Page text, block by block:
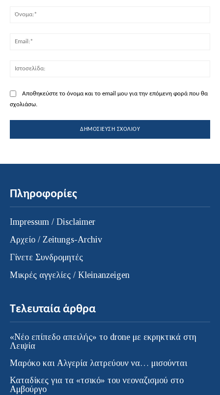
Αποθηκεύστε το όνομα και το email μου για την επόμενη φορά που θα
σχολιάσω.
Πληροφορίες
Impressum / Disclaimer
Αρχείο / Zeitungs-Archiv
Γίνετε Συνδρομητές
Μικρές αγγελίες / Kleinanzeigen
Τελευταία άρθρα
«Νέο επίπεδο απειλής» το drone με εκρηκτικά στη
Λειψία
Μαρόκο και Αλγερία λατρεύουν να… μισούνται
Καταδίκες για τα «τσικό» του νεοναζισμού στο
Αμβούργο